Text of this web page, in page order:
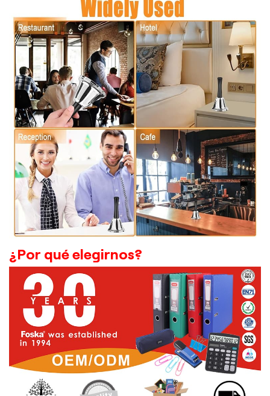
¿Por qué elegirnos?